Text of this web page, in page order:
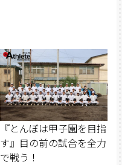
『とんぼは甲子園を目指
す』目の前の試合を全力
で戦う！